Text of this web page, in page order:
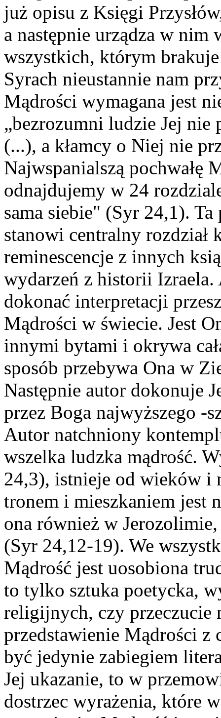
już opisu z Księgi
a następnie urządza w nim
wszystkich, którym
Syrach nieustannie nam
Mądrości wymagana jest
„bezrozumni ludzie Jej nie
(...), a kłamcy o Niej nie
Najwspanialszą pochwałę
odnajdujemy w 24
sama siebie" (Syr 24,1).
stanowi centralny rozdział
reminescencje z innych
wydarzeń z historii Izraela.
dokonać interpretacji
Mądrości w świecie. Jest
innymi bytami i okrywa
sposób przebywa Ona w
Następnie autor dokonuje
przez Boga najwyższego -
Autor natchniony
wszelka ludzka mądrość.
24,3), istnieje od wieków i
tronem i mieszkaniem jest
ona również w
(Syr 24,12-19). We
Mądrość jest uosobiona
to tylko sztuka poetycka,
religijnych, czy przeczucie
przedstawienie Mądrości z
być jedynie zabiegiem
Jej ukazanie, to w
dostrzec wyrażenia, które